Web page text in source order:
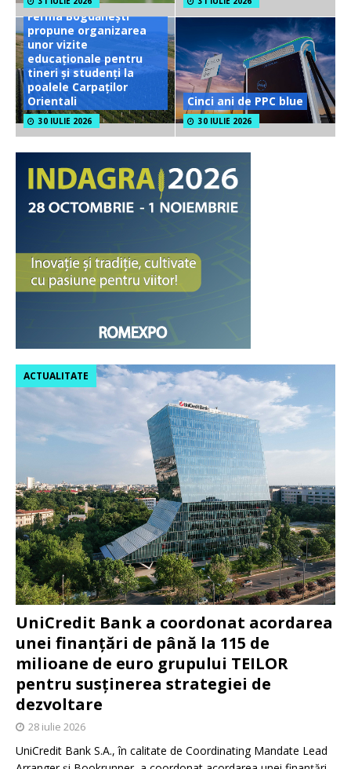
Ferma Bogdănești
propune organizarea
unor vizite
educaționale pentru
tineri și studenți la
poalele Carpaților
Orientali
30 IULIE 2026
Cinci ani de PPC blue
30 IULIE 2026
UniCredit Bank a coordonat acordarea
unei finanțări de până la 115 de
milioane de euro grupului TEILOR
pentru susținerea strategiei de
dezvoltare
ACTUALITATE
28 iulie 2026
UniCredit Bank S.A., în calitate de Coordinating Mandate Lead